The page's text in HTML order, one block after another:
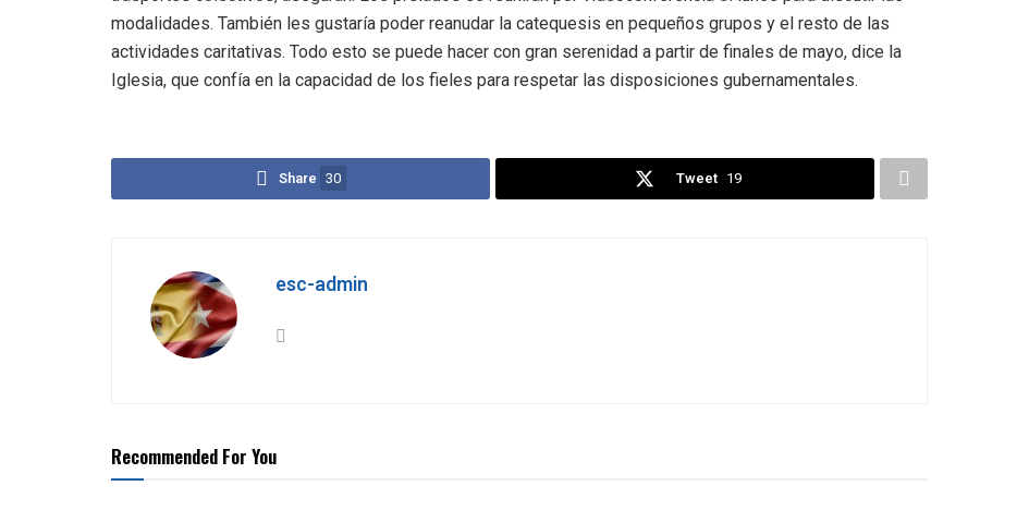
modalidades. También les gustaría poder reanudar la catequesis en pequeños grupos y el resto de las
actividades caritativas. Todo esto se puede hacer con gran serenidad a partir de finales de mayo, dice la
Iglesia, que confía en la capacidad de los fieles para respetar las disposiciones gubernamentales.
Share 30 Tweet 19
esc-admin
Recommended For You